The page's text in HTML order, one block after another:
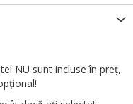
NU sunt incluse în preț,